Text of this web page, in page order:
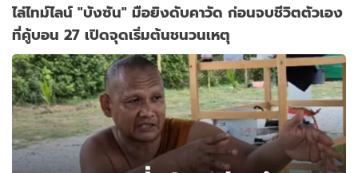
ไล่ไทม์ไลน์ "บังซัน" มือยิงดับคาวัด ก่อนจบชีวิตตัวเอง
ที่คู้บอน 27 เปิดจุดเริ่มต้นชนวนเหตุ